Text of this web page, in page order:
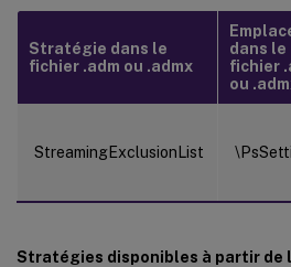
Stratégie dans le
fichier .adm ou .admx
dans le
fichier
ou
StreamingExclusionList
Stratégies disponibles à partir de